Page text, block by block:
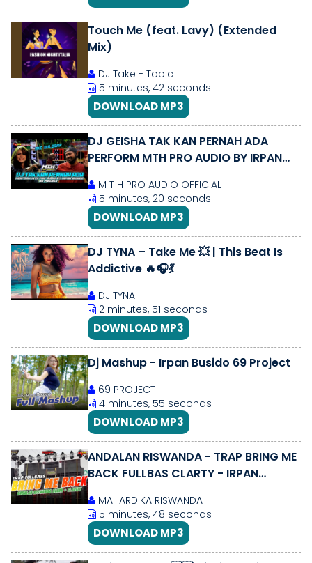
Touch Me (feat. Lavy) (Extended
Mix)
DJ Take - Topic
5 minutes, 42 seconds
DOWNLOAD MP3
DJ GEISHA TAK KAN PERNAH ADA
PERFORM MTH PRO AUDIO BY IRPAN
M T H PRO AUDIO OFFICIAL
5 minutes, 20 seconds
DOWNLOAD MP3
DJ TYNA – Take Me 💥 | This Beat Is
Addictive 🔥🎧💃
DJ TYNA
2 minutes, 51 seconds
DOWNLOAD MP3
Dj Mashup - Irpan Busido 69 Project
69 PROJECT
4 minutes, 55 seconds
DOWNLOAD MP3
ANDALAN RISWANDA - TRAP BRING ME
BACK FULLBAS CLARTY - IRPAN
MAHARDIKA RISWANDA
5 minutes, 48 seconds
DOWNLOAD MP3